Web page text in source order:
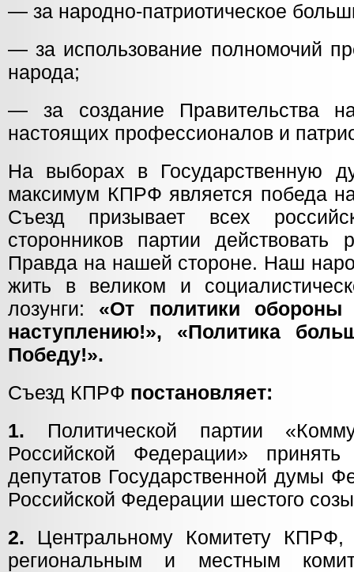
— за народно-патриотическое
— за использование полномочий
народа;
— за создание Правительства
настоящих профессионалов и
На выборах в Государственную
максимум КПРФ является победа
Съезд призывает всех
сторонников партии
Правда на нашей стороне. Наш
жить в великом и
лозунги: «От политики
наступлению!», «Политика
Победу!».
Съезд КПРФ постановляет:
1. Политической партии
Российской Федерации»
депутатов Государственной думы
Российской Федерации шестого
2. Центральному Комитету КПРФ,
региональным и местным